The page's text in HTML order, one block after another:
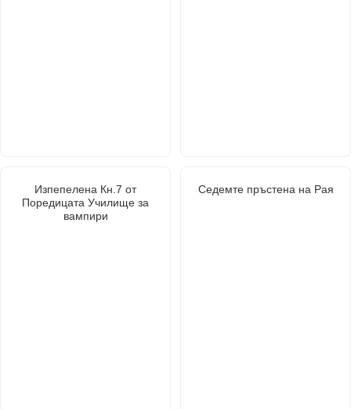
Изпепелена Кн.7 от
Поредицата Училище за
вампири
Седемте пръстена на Рая